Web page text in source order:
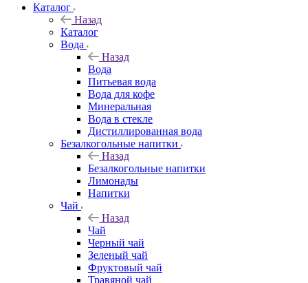
Каталог
Назад
Каталог
Вода
Назад
Вода
Питьевая вода
Вода для кофе
Минеральная
Вода в стекле
Дистиллированная вода
Безалкогольные напитки
Назад
Безалкогольные напитки
Лимонады
Напитки
Чай
Назад
Чай
Черный чай
Зеленый чай
Фруктовый чай
Травяной чай